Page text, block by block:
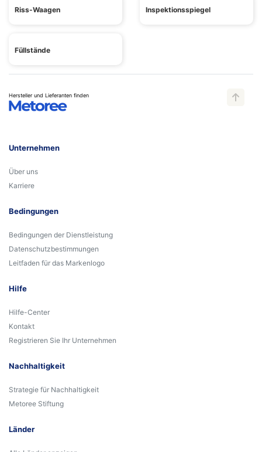
Riss-Waagen Inspektionsspiegel
Füllstände
Hersteller und Lieferanten finden
Unternehmen
Über uns
Karriere
Bedingungen
Bedingungen der Dienstleistung
Datenschutzbestimmungen
Leitfaden für das Markenlogo
Hilfe
Hilfe-Center
Kontakt
Registrieren Sie Ihr Unternehmen
Nachhaltigkeit
Strategie für Nachhaltigkeit
Metoree Stiftung
Länder